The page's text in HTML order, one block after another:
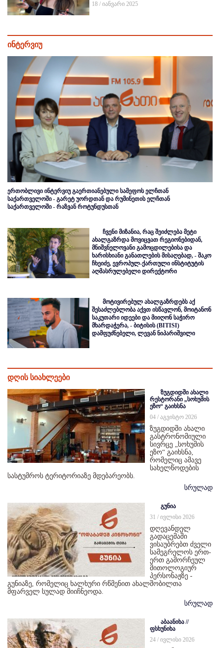
18 / იანვარი 2025
ინტერვიუ
ერთობლივი ინტერვიუ გაერთიანებული სამეფოს ელჩთან
საქართველოში - გარეტ უორდთან და რუმინეთის ელჩთან
საქართველოში - რაზვან როტუნდუსთან
ჩვენი მიზანია, რაც შეიძლება მეტი
ახალგაზრდა მოვიცვათ რეგიონებიდან,
მნიშვნელოვანი გამოცდილებისა და
ხარისხიანი განათლების მისაღებად, - შაკო
ჩხეიძე, ევროპულ-ქართული ინსტიტუტის
აღმასრულებელი დირექტორი
მოტივირებულ ახალგაზრდებს აქ
შესაძლებლობა აქვთ ისწავლონ, მოიტანონ
საკუთარი იდეები და მიიღონ საჭირო
მხარდაჭერა, - ბიტისის (BITISI)
დამფუძნებელი, ლევან ნიპარიშვილი
დღის სიახლეები
ზუგდიდში ახალი
რესტორანი „სოხუმის
ეზო“ გაიხსნა
04 / აგვისტო 2026
ზუგდიდში ახალი
გასტრონომიული
სივრცე „სოხუმის
ეზო“ გაიხსნა,
რომელიც ამავე
სახელწოდების
სასტუმროს ტერიტორიაზე მდებარეობს.
სრულად
გუნია
31 / ივლისი 2026
დღევანდელ
გადაცემაში
ვისაუბრებთ ძველი
სამეგრელოს ერთ-
ერთ გამორჩეულ
მითოლოგიურ
პერსონაჟზე -
გუნიაზე, რომელიც ხალხური რწმენით ახალშობილთა
მფარველ სულად მიიჩნეოდა.
სრულად
აბაანიხა //
ფსხუნიხა
24 / ივლისი 2026